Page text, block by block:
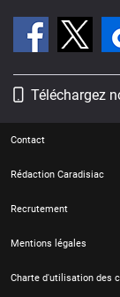
Téléchargez
Contact
Rédaction Caradisiac
Recrutement
Mentions légales
Charte d'utilisation des